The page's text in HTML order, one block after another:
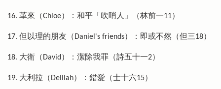
16. 革來（Chloe）：和平「吹哨人」（林前一11）
17. 但以理的朋友（Daniel's friends）：即或不然（但三18）
18. 大衛（David）：潔除我罪（詩五十一2）
19. 大利拉（Delilah）：錯愛（士十六15）